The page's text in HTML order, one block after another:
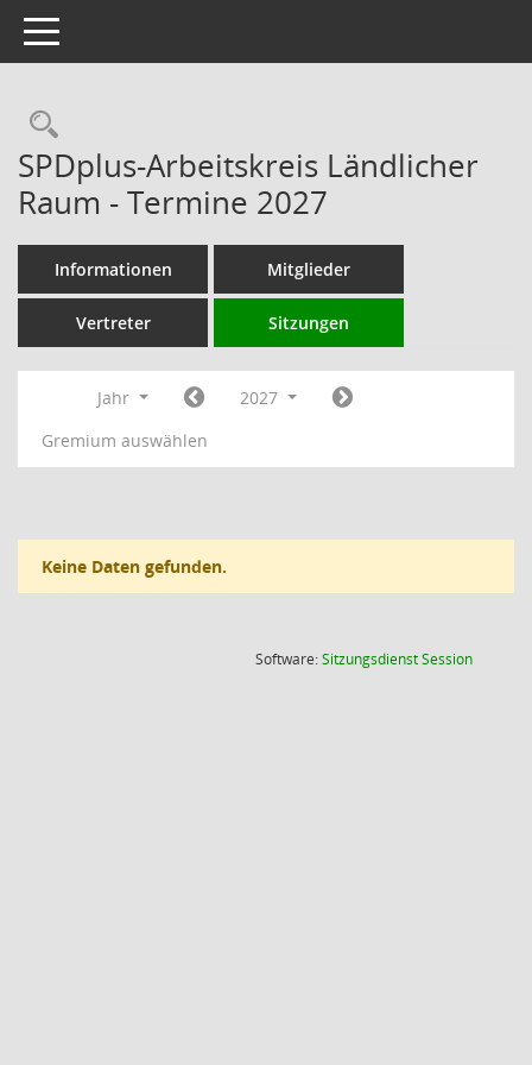
Toggle navigation
Rechercheauswahl
SPDplus-Arbeitskreis Ländlicher
Raum - Termine 2027
Informationen Mitglieder
Vertreter Sitzungen
Jahr
2027
Gremium auswählen
Keine Daten gefunden.
Software:SitzungsdienstSession(Wird in